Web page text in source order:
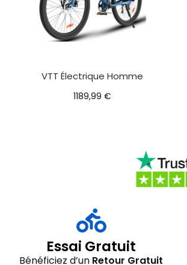
VTT Électrique Homme
1189,99€
Essai Gratuit
Bénéficiez d’un Retour Gratuit